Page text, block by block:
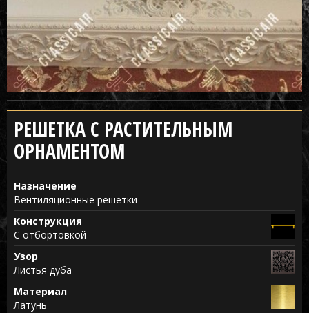
РЕШЕТКА С РАСТИТЕЛЬНЫМ
ОРНАМЕНТОМ
Назначение
Вентиляционные решетки
Конструкция
С отбортовкой
Узор
Листья дуба
Материал
Латунь